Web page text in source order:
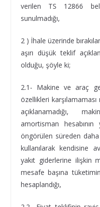
verilen TS 12866
sunulmadığı,
2 ) İhale üzerinde
aşırı düşük teklif
olduğu, şöyle ki;
2.1- Makine ve araç
özellikleri
açıklanamadığı,
amortisman hesabının
öngörülen süreden
kullanılarak kendisine
yakıt giderlerine ilişkin
mesafe başına
hesaplandığı,